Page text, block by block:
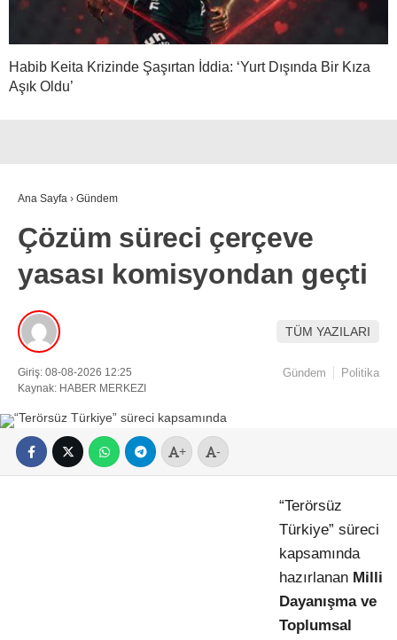
Habib Keita Krizinde Şaşırtan İddia: ‘Yurt Dışında Bir Kıza
Aşık Oldu’
Ana Sayfa › Gündem
Çözüm süreci çerçeve
yasası komisyondan geçti
TÜM YAZILARI
Giriş: 08-08-2026 12:25
Kaynak: HABER MERKEZI
Gündem Politika
+ -
“Terörsüz
Türkiye” süreci
kapsamında
hazırlanan Milli
Dayanışma ve
Toplumsal